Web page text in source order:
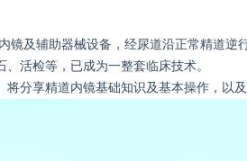
镜及辅助器械设备，经尿道沿正常精道
活检等，已成为一整套临床技术。
将分享精道内镜基础知识及基本操作，以